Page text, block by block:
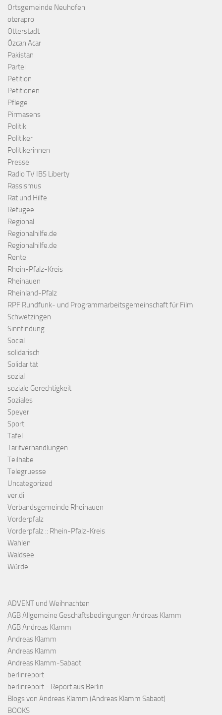
Ortsgemeinde Neuhofen
oterapro
Otterstadt
Özcan Acar
Pakistan
Partei
Petition
Petitionen
Pflege
Pirmasens
Politik
Politiker
Politikerinnen
Presse
Radio TV IBS Liberty
Rassismus
Rat und Hilfe
Refugee
Regional
Regionalhilfe.de
Regionalhilfe.de
Rente
Rhein-Pfalz-Kreis
Rheinauen
Rheinland-Pfalz
RPF Rundfunk- und Programmarbeitsgemeinschaft für Film
Schwetzingen
Sinnfindung
Social
solidarisch
Solidarität
sozial
soziale Gerechtigkeit
Soziales
Speyer
Sport
Tafel
Tarifverhandlungen
Teilhabe
Telegruesse
Uncategorized
ver.di
Verbandsgemeinde Rheinauen
Vorderpfalz
Vorderpfalz :: Rhein-Pfalz-Kreis
Wahlen
Waldsee
Würde
ADVENT und Weihnachten
AGB Allgemeine Geschäftsbedingungen Andreas Klamm
AGB Andreas Klamm
Andreas Klamm
Andreas Klamm
Andreas Klamm-Sabaot
berlinreport
berlinreport - Report aus Berlin
Blogs von Andreas Klamm (Andreas Klamm Sabaot)
BOOKS